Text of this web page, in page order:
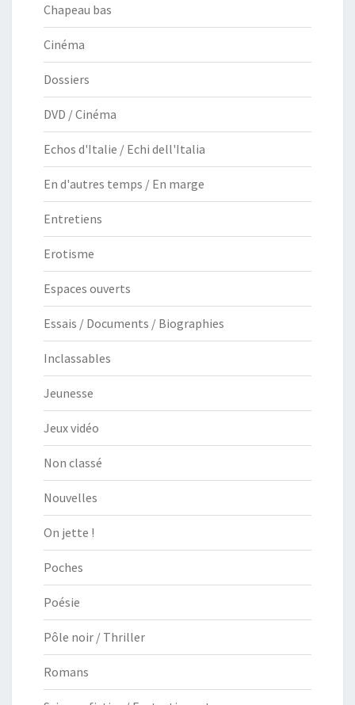
Chapeau bas
Cinéma
Dossiers
DVD / Cinéma
Echos d'Italie / Echi dell'Italia
En d'autres temps / En marge
Entretiens
Erotisme
Espaces ouverts
Essais / Documents / Biographies
Inclassables
Jeunesse
Jeux vidéo
Non classé
Nouvelles
On jette !
Poches
Poésie
Pôle noir / Thriller
Romans